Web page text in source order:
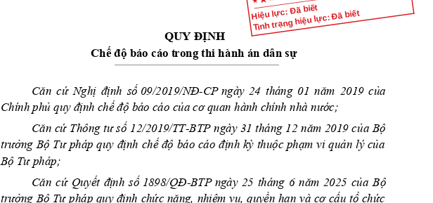
Hiệu lực: Đã biết
Tình trạng hiệu lực: Đã biết
QUY ĐỊNH
Chế độ báo cáo trong thi hành án dân sự
Căn cứ Nghị định số 09/2019/NĐ-CP ngày 24 tháng 01 năm 2019 của
Chính phủ quy định chế độ báo cáo của cơ quan hành chính nhà nước;
Căn cứ Thông tư số 12/2019/TT-BTP ngày 31 tháng 12 năm 2019 của Bộ
trưởng Bộ Tư pháp quy định chế độ báo cáo định kỳ thuộc phạm vi quản lý của
Bộ Tư pháp;
Căn cứ Quyết định số 1898/QĐ-BTP ngày 25 tháng 6 năm 2025 của Bộ
trưởng Bộ Tư pháp quy định chức năng, nhiệm vụ, quyền hạn và cơ cấu tổ chức